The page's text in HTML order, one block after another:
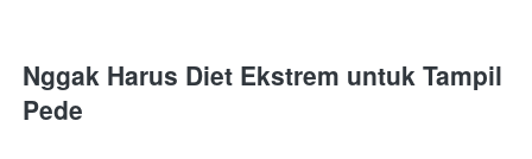
Nggak Harus Diet Ekstrem untuk Tampil
Pede